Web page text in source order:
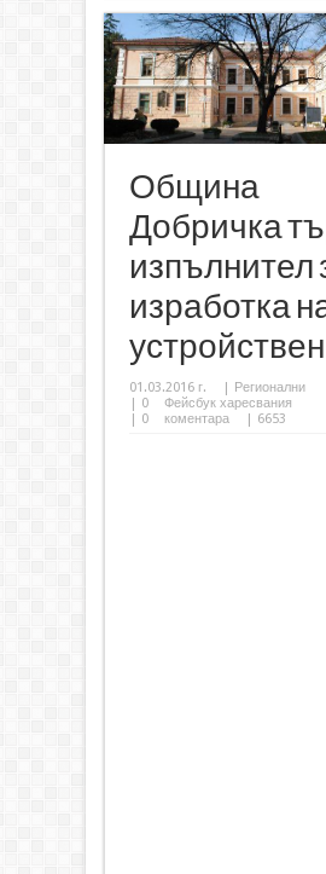
Община
Добричка
изпълнител
изработка
01.03.2016 г.
Регионални
0
Фейсбук харесвания
0 коментара | 6653